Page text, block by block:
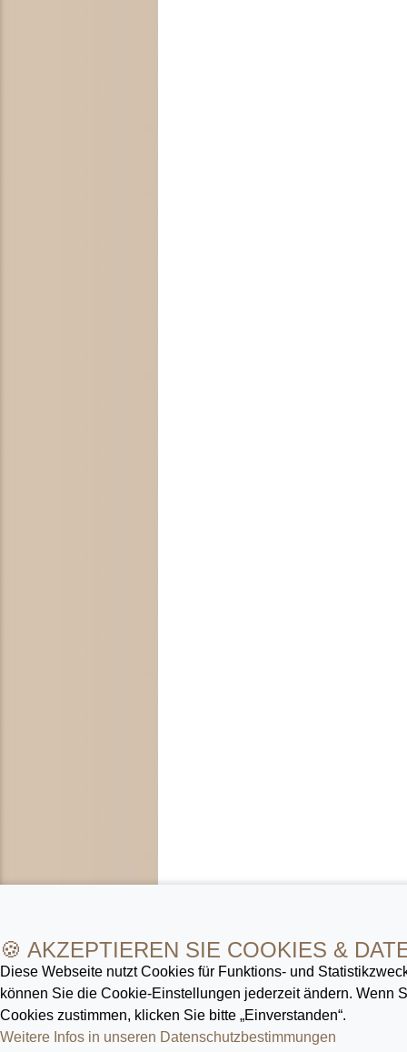
🍪 AKZEPTIEREN SIE COOKIES &
Diese Webseite nutzt Cookies für Funktions- und
können Sie die Cookie-Ein­stellungen jederzeit ändern. Wenn
Cookies zustimmen, klicken Sie bitte „Einverstanden“.
Weitere Infos in unseren Datenschutz­bestimmungen